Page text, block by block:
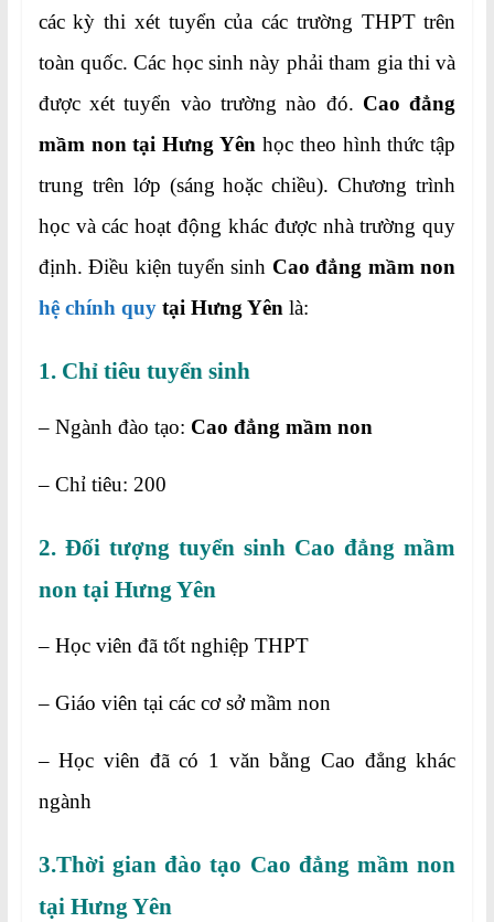
các kỳ thi xét tuyển của các trường THPT trên
toàn quốc. Các học sinh này phải tham gia thi và
được xét tuyển vào trường nào đó. Cao đẳng
mầm non tại Hưng Yên học theo hình thức tập
trung trên lớp (sáng hoặc chiều). Chương trình
học và các hoạt động khác được nhà trường quy
định. Điều kiện tuyển sinh Cao đẳng mầm non
hệ chính quytại Hưng Yên là:
1. Chỉ tiêu tuyển sinh
– Ngành đào tạo: Cao đẳng mầm non
– Chỉ tiêu: 200
2. Đối tượng tuyển sinh Cao đẳng mầm
non tại Hưng Yên
– Học viên đã tốt nghiệp THPT
– Giáo viên tại các cơ sở mầm non
– Học viên đã có 1 văn bằng Cao đẳng khác
ngành
3.Thời gian đào tạo Cao đẳng mầm non
tại Hưng Yên